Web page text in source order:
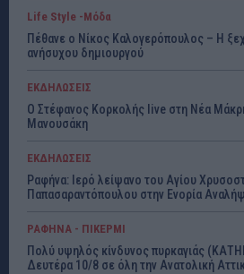
Life Style -Μόδα
Πέθανε ο Νίκος Καλογερόπουλος – Η
ανήσυχου δημιουργού
ΕΚΔΗΛΩΣΕΙΣ
Ο Στέφανος Κορκολής live στη Νέα
Μανουσάκη
ΕΚΔΗΛΩΣΕΙΣ
Ραφήνα: Ιερό λείψανο του Αγίου
Παπασαραντόπουλου στην Ενορία
ΡΑΦΗΝΑ - ΠΙΚΕΡΜΙ
Πολύ υψηλός κίνδυνος πυρκαγιάς
Δευτέρα 10/8 σε όλη την Ανατολική